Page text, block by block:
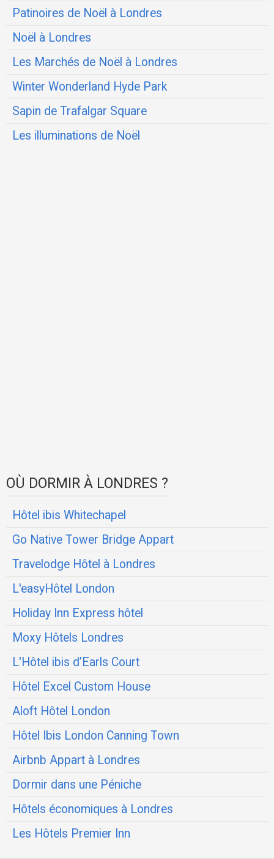
Patinoires de Noël à Londres
Noël à Londres
Les Marchés de Noël à Londres
Winter Wonderland Hyde Park
Sapin de Trafalgar Square
Les illuminations de Noël
OÙ DORMIR À LONDRES ?
Hôtel ibis Whitechapel
Go Native Tower Bridge Appart
Travelodge Hôtel à Londres
L'easyHôtel London
Holiday Inn Express hôtel
Moxy Hôtels Londres
L'Hôtel ibis d’Earls Court
Hôtel Excel Custom House
Aloft Hôtel London
Hôtel Ibis London Canning Town
Airbnb Appart à Londres
Dormir dans une Péniche
Hôtels économiques à Londres
Les Hôtels Premier Inn